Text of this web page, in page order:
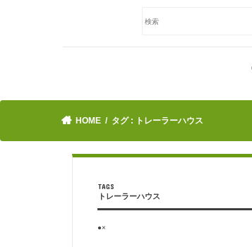
HOME タグ : トレーラーハウス
トレーラーハウス
●×